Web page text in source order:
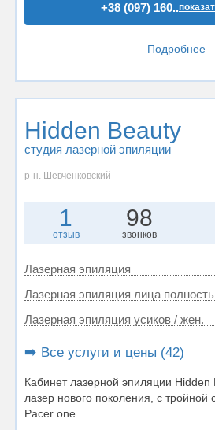
+38 (097) 160..
Подробнее
Hidden Beauty
студия лазерной эпиляции
р-н. Шевченковский
1
отзыв
98
звонков
Лазерная эпиляция
Лазерная эпиляция лица
Лазерная эпиляция усиков / жен.
➡️ Все услуги и цены (42)
Кабинет лазерной эпиляции
лазер нового поколения, с тройной
Pacer one...